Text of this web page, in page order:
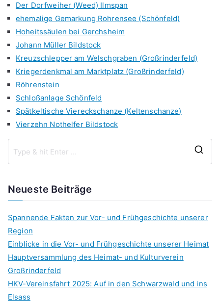
Der Dorfweiher (Weed) Ilmspan
ehemalige Gemarkung Rohrensee (Schönfeld)
Hoheitssäulen bei Gerchsheim
Johann Müller Bildstock
Kreuzschlepper am Welschgraben (Großrinderfeld)
Kriegerdenkmal am Marktplatz (Großrinderfeld)
Röhrenstein
Schloßanlage Schönfeld
Spätkeltische Viereckschanze (Keltenschanze)
Vierzehn Nothelfer Bildstock
Neueste Beiträge
Spannende Fakten zur Vor- und Frühgeschichte unserer
Region
Einblicke in die Vor- und Frühgeschichte unserer Heimat
Hauptversammlung des Heimat- und Kulturverein
Großrinderfeld
HKV-Vereinsfahrt 2025: Auf in den Schwarzwald und ins
Elsass